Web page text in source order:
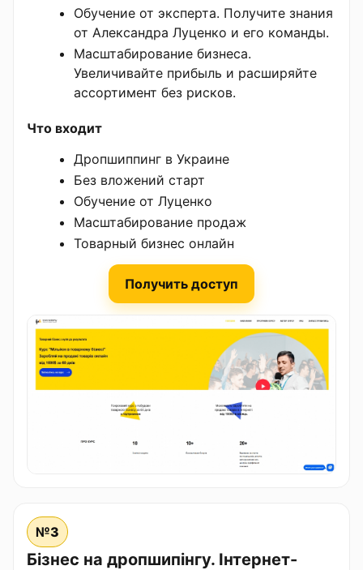
Обучение от эксперта. Получите знания
от Александра Луценко и его команды.
Масштабирование бизнеса.
Увеличивайте прибыль и расширяйте
ассортимент без рисков.
Что входит
Дропшиппинг в Украине
Без вложений старт
Обучение от Луценко
Масштабирование продаж
Товарный бизнес онлайн
Получить доступ
№3
Бізнес на дропшипінгу. Інтернет-